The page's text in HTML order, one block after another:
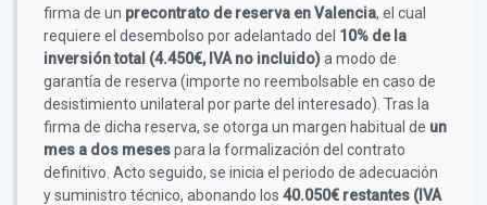
firma de un precontrato de reserva en Valencia, el cual
requiere el desembolso por adelantado del 10% de la
inversión total (4.450€, IVA no incluido)a modo de
garantía de reserva (importe no reembolsable en caso de
desistimiento unilateral por parte del interesado). Tras la
firma de dicha reserva, se otorga un margen habitual de un
mes a dos mesespara la formalización del contrato
definitivo. Acto seguido, se inicia el periodo de adecuación
y suministro técnico, abonando los 40.050€ restantes (IVA